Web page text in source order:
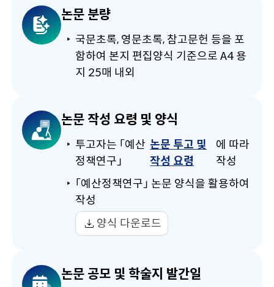
논문 분량
국문초록, 영문초록, 참고문헌 등을 포
함하여 본지 편집양식 기준으로 A4 용
지 25매 내외
논문 작성 요령 및 양식
투고자는 「예산
정책연구」
논문 투고 및
작성 요령
에 따라
작성
「예산정책연구」 논문 양식을 활용하여
작성
양식 다운로드
논문 공모 및 학술지 발간일